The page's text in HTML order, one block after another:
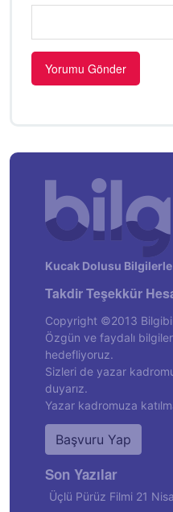
Kucak Dolusu
Takdir Teşekkür
Copyright ©2013
Özgün ve faydalı
hedefliyoruz.
Sizleri de yazar
duyarız.
Yazar kadromuza
Başvuru Yap
Son Yazılar
Üçlü Pürüz Filmi 21